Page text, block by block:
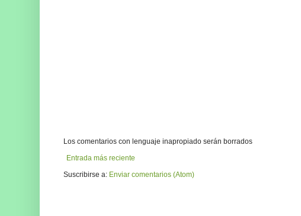
Los comentarios con lenguaje inapropiado serán borrados
Entrada más reciente
Suscribirse a: Enviar comentarios (Atom)